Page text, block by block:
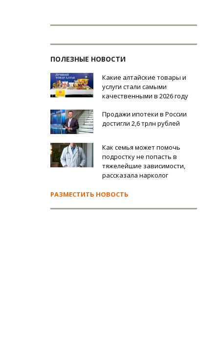
ПОЛЕЗНЫЕ НОВОСТИ
Какие алтайские товары и
услуги стали самыми
качественными в 2026 году
Продажи ипотеки в России
достигли 2,6 трлн рублей
Как семья может помочь
подростку не попасть в
тяжелейшие зависимости,
рассказала нарколог
РАЗМЕСТИТЬ НОВОСТЬ